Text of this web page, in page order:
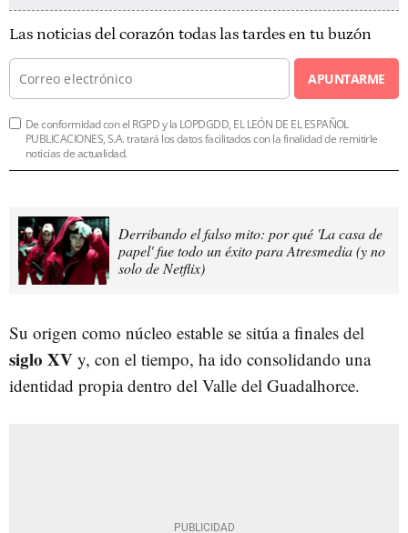
Las noticias del corazón todas las tardes en tu buzón
APUNTARME
De conformidad con el RGPD y la LOPDGDD, EL LEÓN DE EL ESPAÑOL
PUBLICACIONES, S.A. tratará los datos facilitados con la finalidad de remitirle
noticias de actualidad.
Derribando el falso mito: por qué 'La casa de
papel' fue todo un éxito para Atresmedia (y no
solo de Netflix)
Su origen como núcleo estable se sitúa a finales del
siglo XV y, con el tiempo, ha ido consolidando una
identidad propia dentro del Valle del Guadalhorce.